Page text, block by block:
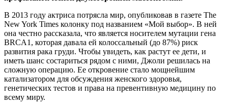
В 2013 году актриса потрясла мир, опубликовав в газете The
New York Times колонку под названием «Мой выбор». В ней
она честно рассказала, что является носителем мутации гена
BRCA1, которая давала ей колоссальный (до 87%) риск
развития рака груди. Чтобы увидеть, как растут ее дети, и
иметь шанс состариться рядом с ними, Джоли решилась на
сложную операцию. Ее откровение стало мощнейшим
катализатором для обсуждения женского здоровья,
генетических тестов и права на превентивную медицину по
всему миру.